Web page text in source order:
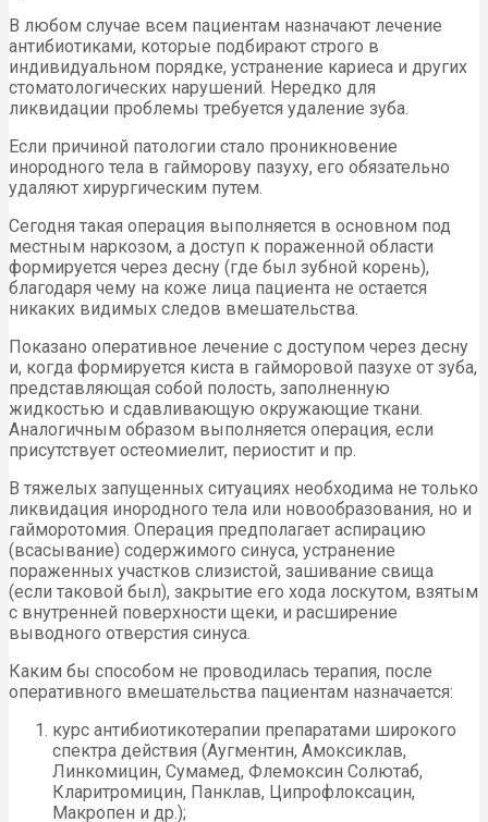
В любом случае всем пациентам назначают лечение
антибиотиками, которые подбирают строго в
индивидуальном порядке, устранение кариеса и других
стоматологических нарушений. Нередко для
ликвидации проблемы требуется удаление зуба.
Если причиной патологии стало проникновение
инородного тела в гайморову пазуху, его обязательно
удаляют хирургическим путем.
Сегодня такая операция выполняется в основном под
местным наркозом, а доступ к пораженной области
формируется через десну (где был зубной корень),
благодаря чему на коже лица пациента не остается
никаких видимых следов вмешательства.
Показано оперативное лечение с доступом через десну
и, когда формируется киста в гайморовой пазухе от зуба,
представляющая собой полость, заполненную
жидкостью и сдавливающую окружающие ткани.
Аналогичным образом выполняется операция, если
присутствует остеомиелит, периостит и пр.
В тяжелых запущенных ситуациях необходима не только
ликвидация инородного тела или новообразования, но и
гайморотомия. Операция предполагает аспирацию
(всасывание) содержимого синуса, устранение
пораженных участков слизистой, зашивание свища
(если таковой был), закрытие его хода лоскутом, взятым
с внутренней поверхности щеки, и расширение
выводного отверстия синуса.
Каким бы способом не проводилась терапия, после
оперативного вмешательства пациентам назначается:
курс антибиотикотерапии препаратами широкого
спектра действия (Аугментин, Амоксиклав,
Линкомицин, Сумамед, Флемоксин Солютаб,
Кларитромицин, Панклав, Ципрофлоксацин,
Макропен и др.);